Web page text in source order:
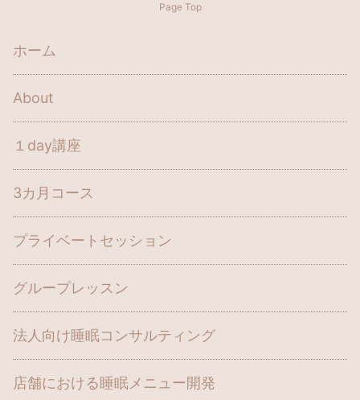
Page Top
ホーム
About
１day講座
3カ月コース
プライベートセッション
グループレッスン
法人向け睡眠コンサルティング
店舗における睡眠メニュー開発